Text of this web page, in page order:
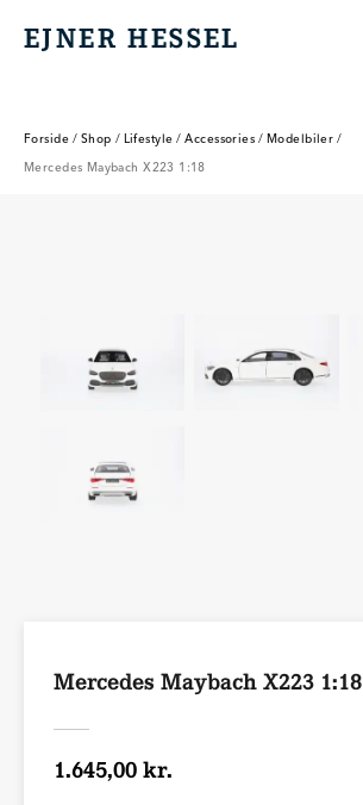
EJNER HESSEL
EJNER HESSEL
Forside / Shop / Lifestyle / Accessories / Modelbiler /
Mercedes Maybach X223 1:18
Mercedes Maybach X223 1:18
1.645,00 kr.